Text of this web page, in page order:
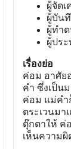
ผู้จัดเ
ผู้บันทึ
ผู้ทํา
ผู้ปร
เรื่องย่อ
ค่อม อาศัย
คํา ซึ่งเป็น
ค่อม แม่คํา
ตระเวนมา
ตุ๊กตาให้ ค่
เห็นความผิ